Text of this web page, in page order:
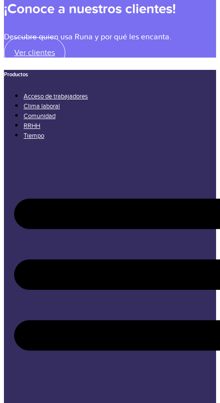
¡Conoce a nuestros clientes!
Descubre quien usa Runa y por qué les encanta.
Ver clientes
Productos
Acceso de trabajadores
Clima laboral
Comunidad
RRHH
Tiempo